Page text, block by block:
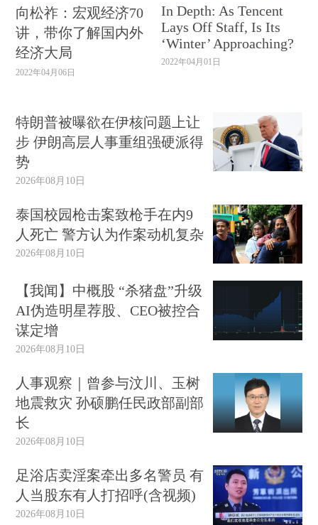
向松祚：宏观经济70
讲，带你了解国内外
经济大局
2022年04月06日
In Depth: As Tencent
Lays Off Staff, Is Its
‘Winter’ Approaching?
2022年04月01日
特朗普被曝欲在伊核问题上让
步 伊朗高层人事重组强硬派得
势
2026年08月10日
泰国校园枪击案致枪手在内9
人死亡 警方认为作案动机复杂
2026年08月10日
【我闻】中概股 “杀猪盘”升级
AI伪造明星荐股、CEO被控合
谋定增
2026年08月10日
人事观察｜曾参与汶川、玉树
地震救灾 孙硕鹏任民政部副部
长
2026年08月10日
足浴店卖淫案牵出多名警员 有
人当股东有人打招呼(含视频)
2026年08月10日